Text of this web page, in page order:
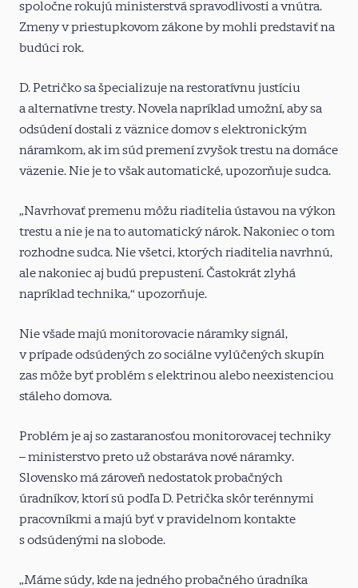
spoločne rokujú ministerstvá spravodlivosti a vnútra.
Zmeny v priestupkovom zákone by mohli predstaviť na
budúci rok.
D. Petričko sa špecializuje na restoratívnu justíciu
a alternatívne tresty. Novela napríklad umožní, aby sa
odsúdení dostali z väznice domov s elektronickým
náramkom, ak im súd premení zvyšok trestu na domáce
väzenie. Nie je to však automatické, upozorňuje sudca.
„Navrhovať premenu môžu riaditelia ústavou na výkon
trestu a nie je na to automatický nárok. Nakoniec o tom
rozhodne sudca. Nie všetci, ktorých riaditelia navrhnú,
ale nakoniec aj budú prepustení. Častokrát zlyhá
napríklad technika,“ upozorňuje.
Nie všade majú monitorovacie náramky signál,
v prípade odsúdených zo sociálne vylúčených skupín
zas môže byť problém s elektrinou alebo neexistenciou
stáleho domova.
Problém je aj so zastaranosťou monitorovacej techniky
– ministerstvo preto už obstaráva nové náramky.
Slovensko má zároveň nedostatok probačných
úradníkov, ktorí sú podľa D. Petrička skôr terénnymi
pracovníkmi a majú byť v pravidelnom kontakte
s odsúdenými na slobode.
„Máme súdy, kde na jedného probačného úradníka